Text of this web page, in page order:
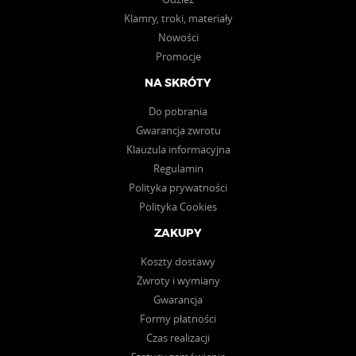
Klamry, troki, materiały
Nowości
Promocje
NA SKRÓTY
Do pobrania
Gwarancja zwrotu
Klauzula informacyjna
Regulamin
Polityka prywatności
Polityka Cookies
ZAKUPY
Koszty dostawy
Zwroty i wymiany
Gwarancja
Formy płatności
Czas realizacji